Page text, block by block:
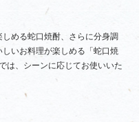
める蛇口焼酎、さらに分身調
いお料理が楽しめる「蛇口焼
は、シーンに応じてお使いいた